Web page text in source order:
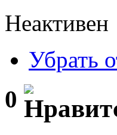
Неактивен
Убрать
0